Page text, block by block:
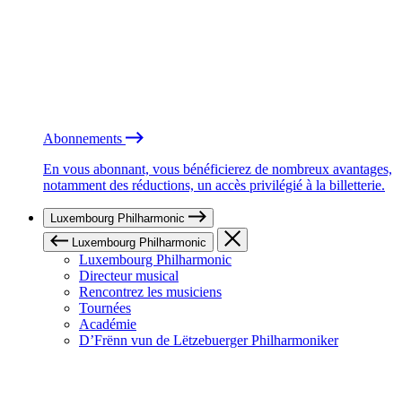
Abonnements
En vous abonnant, vous bénéficierez de nombreux avantages,
notamment des réductions, un accès privilégié à la billetterie.
Luxembourg Philharmonic
Luxembourg Philharmonic
Luxembourg Philharmonic
Directeur musical
Rencontrez les musiciens
Tournées
Académie
D’Frënn vun de Lëtzebuerger Philharmoniker